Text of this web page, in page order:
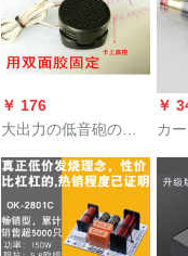
￥ 176
大出力の低音砲の音
響などを改造して、
小型の高音ホーンを
改造して熱を出しま
す。家庭用车载防水
の2つの高音+台+ねじ
￥
カ
保
ウ
保
ー
A